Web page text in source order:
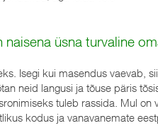
üsna turvaline
Isegi kui masendus vaevab,
neid langusi ja tõuse päris
tuleb rassida. Mul on
kodus ja vanavanemate